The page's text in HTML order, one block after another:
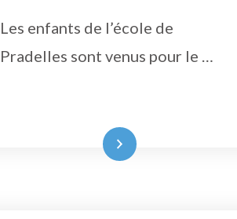
Les enfants de l’école de
Pradelles sont venus pour le …
Lire la suite